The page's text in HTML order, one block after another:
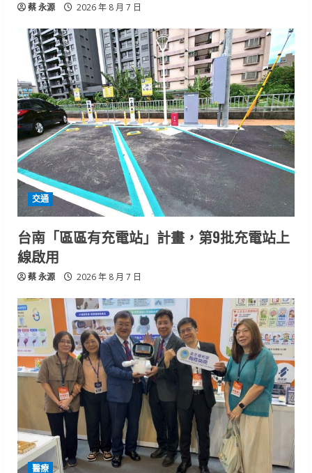
蔡 永源 2026 年 8 月 7 日
交通
台南「區區有充電站」計畫，第9批充電站上
線啟用
蔡 永源 2026 年 8 月 7 日
醫療